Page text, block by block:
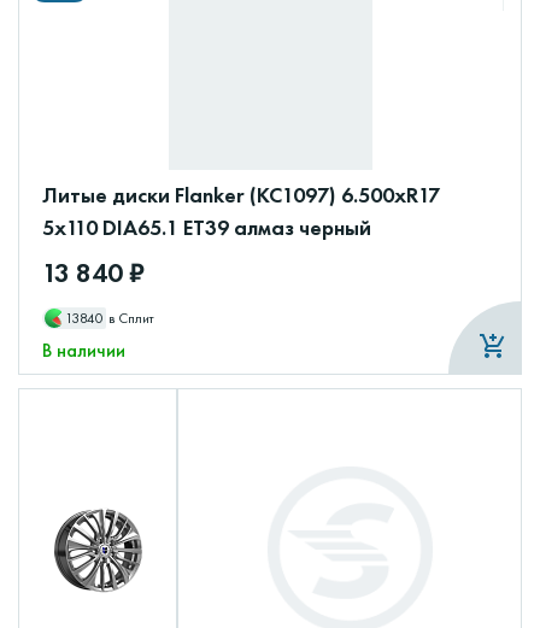
Литые диски Flanker (КС1097) 6.500xR17
5x110 DIA65.1 ET39 алмаз черный
13 840 ₽
13840 в Сплит
В наличии